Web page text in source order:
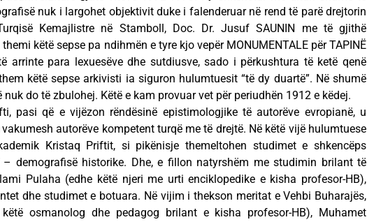
nuk i largohet objektivit duke i falenderuar në rend të parë drejtorin
Kemajlistre në Stamboll, Doc. Dr. Jusuf SAUNIN me të gjithë
këtë sepse pa ndihmën e tyre kjo vepër MONUMENTALE për TAPINË
arrinte para lexuesëve dhe sutdiusve, sado i përkushtura të ketë qenë
këtë sepse arkivisti ia siguron hulumtuesit “të dy duartë”. Në shumë
nuk do të zbulohej. Këtë e kam provuar vet për periudhën 1912 e këdej.
pasi që e vijëzon rëndësinë epistimologjike të autorëve evropianë, u
autorëve kompetent turqë me të drejtë. Në këtë vijë hulumtuese
Kristaq Priftit, si pikënisje themeltohen studimet e shkencëps
– demografisë historike. Dhe, e fillon natyrshëm me studimin brilant të
Pulaha (edhe këtë njeri me urti enciklopedike e kisha profesor-HB),
dhe studimet e botuara. Në vijim i thekson meritat e Vehbi Buharajës,
këtë osmanolog dhe pedagog brilant e kisha profesor-HB), Muhamet